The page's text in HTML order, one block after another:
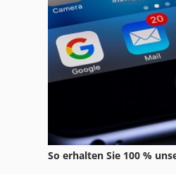
Schuhmachermaschine
Steel Processing
So erhalten Sie 100 %